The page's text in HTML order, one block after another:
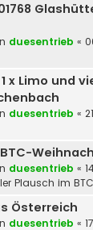
duesentrieb «
1 x Limo und
duesentrieb «
duesentrieb «
Plausch im BTC
Österreich
duesentrieb «